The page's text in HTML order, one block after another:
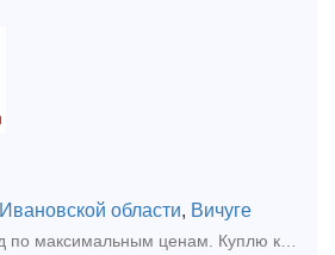
Ивановской области, Вичуге
Куплю кaбeль провод по максимальным ценам. Куплю кабель силовой, кабель контрольный, кабель гибкий шланговый, провод с хранения, невостребованный, неликвид, остатки, новый, оптом, Дорого.